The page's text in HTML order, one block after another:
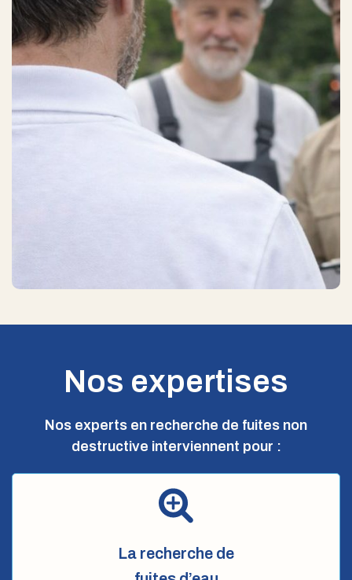
Nos expertises
Nos experts en recherche de fuites non
destructive interviennent pour :
La recherche de